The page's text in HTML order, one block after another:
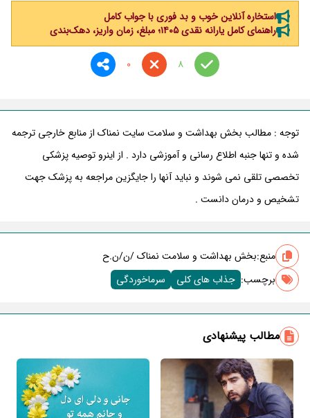
استخاره آنلاین خوب و بد فوری با جواب کامل
راهنمای کامل یارانه نقدی ۱۴۰۵؛ مبلغ، زمان واریز، دهک‌بندی
8
0
توجه : مطالب بخش بهداشت و سلامت سایت نمناک از منابع خارجی ترجمه
شده و تنها جنبه اطلاع رسانی و آموزشی دارد . از اینرو توصیه پزشکی
تخصصی تلقی نمی شوند و نباید آنها را جایگزین مراجعه به پزشک جهت
تشخیص و درمان دانست .
منبع:بخش بهداشت و سلامت نمناک /ن/ن.ح
برچسب‌: جذاب های کلی سرماخوردگی
مطالب پیشنهادی